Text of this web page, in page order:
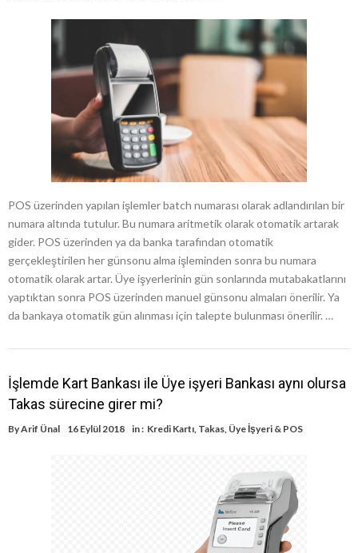
POS üzerinden yapılan işlemler batch numarası olarak adlandırılan bir
numara altında tutulur. Bu numara aritmetik olarak otomatik artarak
gider. POS üzerinden ya da banka tarafından otomatik
gerçekleştirilen her günsonu alma işleminden sonra bu numara
otomatik olarak artar. Üye işyerlerinin gün sonlarında mutabakatlarını
yaptıktan sonra POS üzerinden manuel günsonu almaları önerilir. Ya
da bankaya otomatik gün alınması için talepte bulunması önerilir. …
İşlemde Kart Bankası ile Üye işyeri Bankası aynı olursa
Takas sürecine girer mi?
ByArif Ünal 16 Eylül 2018 in : Kredi Kartı Takas Üye İşyeri & POS